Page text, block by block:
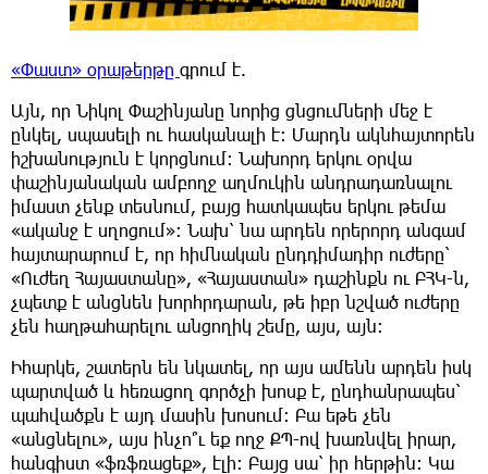
«Փաստ» օրաթերթը գրում է.
Այն, որ Նիկոլ Փաշինյանը նորից ցնցումների մեջ է
ընկել, սպասելի ու հասկանալի է: Մարդն ակնհայտորեն
իշխանություն է կորցնում: Նախորդ երկու օրվա
փաշինյանական ամբողջ աղմուկին անդրադառնալու
իմաստ չենք տեսնում, բայց հատկապես երկու թեմա
«ականջ է սղոցում»: Նախ՝ նա արդեն որերորդ անգամ
հայտարարում է, որ հիմնական ընդդիմադիր ուժերը՝
«Ուժեղ Հայաստանը», «Հայաստան» դաշինքն ու ԲՀԿ-ն,
չպետք է անցնեն խորհրդարան, թե իբր նշված ուժերը
չեն հաղթահարելու անցողիկ շեմը, այս, այն:
Իհարկե, շատերն են նկատել, որ այս ամենն արդեն իսկ
պարտված և հեռացող գործչի խոսք է, ընդհանրապես՝
պահվածքն է այդ մասին խոսում: Բա եթե չեն
«անցնելու», այս ինչո՞ւ եք ողջ ՔՊ-ով խառնվել իրար,
հանգիստ «ֆռֆռացեք», էլի: Բայց սա՝ իր հերթին: Կա